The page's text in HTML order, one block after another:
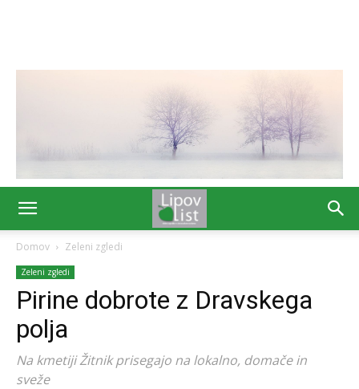
Domov Zeleni zgledi
Zeleni zgledi
Pirine dobrote z Dravskega
polja
Na kmetiji Žitnik prisegajo na lokalno, domače in
sveže